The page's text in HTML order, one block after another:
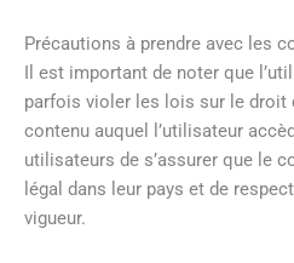
Précautions à prendre avec les
Il est important de noter que
parfois violer les lois sur le droit
contenu auquel l’utilisateur
utilisateurs de s’assurer que le
légal dans leur pays et de
vigueur.